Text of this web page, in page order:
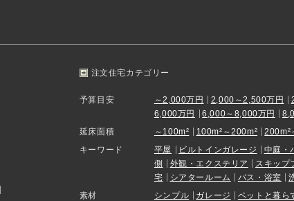
注文住宅カテゴリー
予算目安 ～2,000万円 2,000～2,500万円
6,000万円
6,000～8,000万円
延床面積
～100m² 100m²～200m² 200m²
キーワード
平屋 ビルトインガレージ 中庭・
側
外観・エクステリア スキップ
宅
シアタールーム バス・浴室
素材
シンプル ガレージ ペットと暮ら